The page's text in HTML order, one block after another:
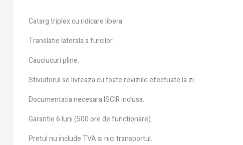
Catarg triplex cu ridicare libera.
Translatie laterala a furcilor.
Cauciucuri pline.
Stivuitorul se livreaza cu toate reviziile efectuate la zi.
Documentatia necesara ISCIR inclusa.
Garantie 6 luni (500 ore de functionare).
Pretul nu include TVA si nici transportul.